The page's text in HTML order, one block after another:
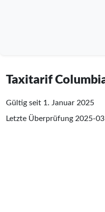
Taxitarif
Gültig seit 1. Januar 2025
Letzte Überprüfung 2025-